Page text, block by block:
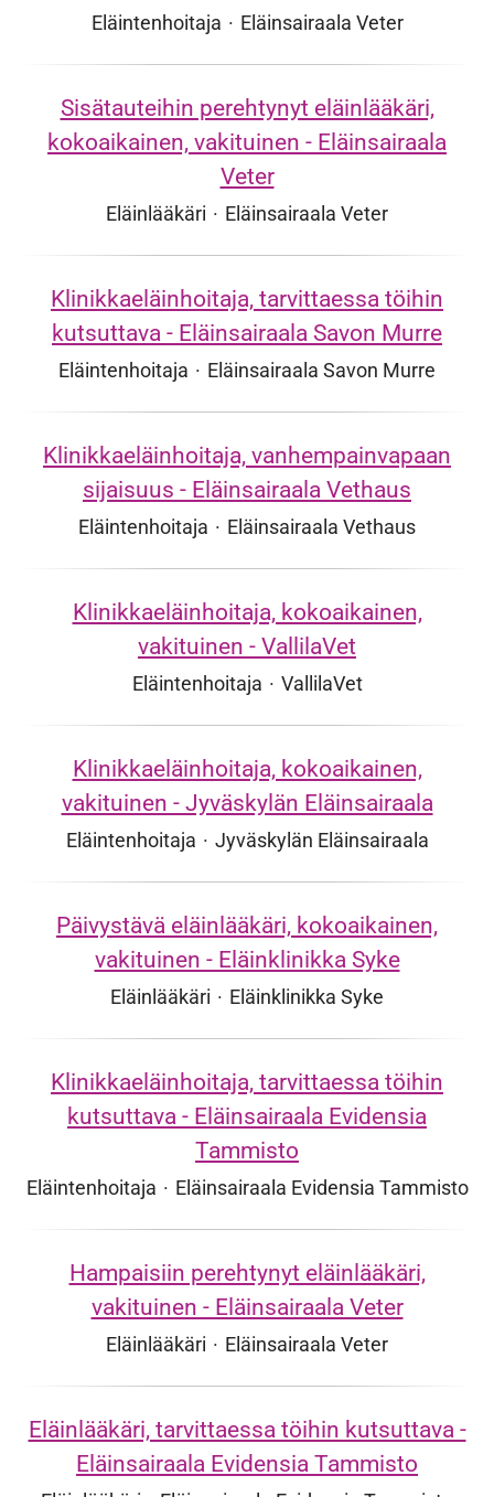
Eläintenhoitaja · Eläinsairaala Veter
Sisätauteihin perehtynyt eläinlääkäri,
kokoaikainen, vakituinen - Eläinsairaala
Veter
Eläinlääkäri · Eläinsairaala Veter
Klinikkaeläinhoitaja, tarvittaessa töihin
kutsuttava - Eläinsairaala Savon Murre
Eläintenhoitaja · Eläinsairaala Savon Murre
Klinikkaeläinhoitaja, vanhempainvapaan
sijaisuus - Eläinsairaala Vethaus
Eläintenhoitaja · Eläinsairaala Vethaus
Klinikkaeläinhoitaja, kokoaikainen,
vakituinen - VallilaVet
Eläintenhoitaja · VallilaVet
Klinikkaeläinhoitaja, kokoaikainen,
vakituinen - Jyväskylän Eläinsairaala
Eläintenhoitaja · Jyväskylän Eläinsairaala
Päivystävä eläinlääkäri, kokoaikainen,
vakituinen - Eläinklinikka Syke
Eläinlääkäri · Eläinklinikka Syke
Klinikkaeläinhoitaja, tarvittaessa töihin
kutsuttava - Eläinsairaala Evidensia
Tammisto
Eläintenhoitaja · Eläinsairaala Evidensia Tammisto
Hampaisiin perehtynyt eläinlääkäri,
vakituinen - Eläinsairaala Veter
Eläinlääkäri · Eläinsairaala Veter
Eläinlääkäri, tarvittaessa töihin kutsuttava -
Eläinsairaala Evidensia Tammisto